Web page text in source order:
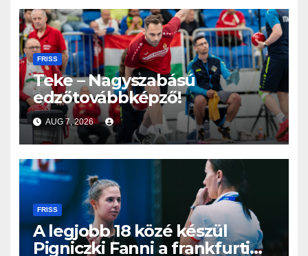
FRISS
Teke – Nagyszabású
edzőtovábbképző!
AUG 7, 2026
FRISS
A legjobb 18 közé készül
Pigniczki Fanni a frankfurti